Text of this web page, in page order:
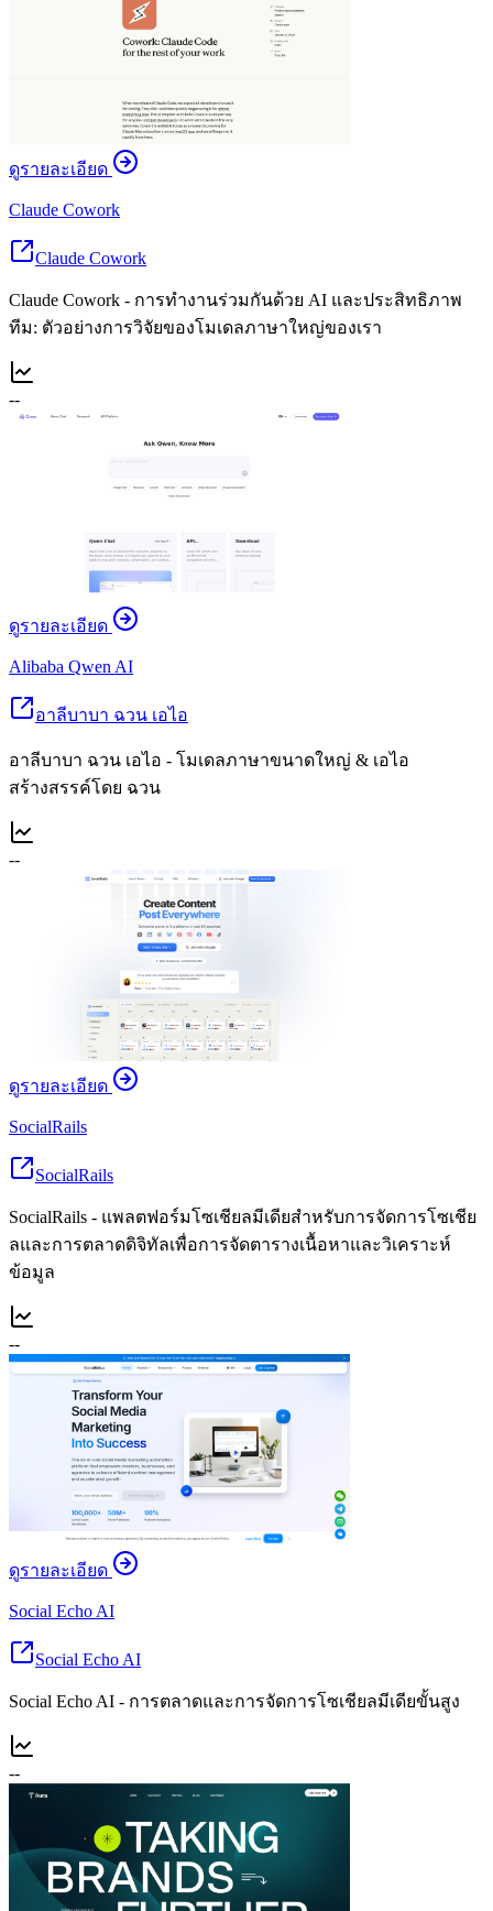
ดูรายละเอียด
Claude Cowork
Claude Cowork
Claude Cowork - การทำงานร่วมกันด้วย AI และประสิทธิภาพ
ทีม: ตัวอย่างการวิจัยของโมเดลภาษาใหญ่ของเรา
--
ดูรายละเอียด
Alibaba Qwen AI
อาลีบาบา ฉวน เอไอ
อาลีบาบา ฉวน เอไอ - โมเดลภาษาขนาดใหญ่ & เอไอ
สร้างสรรค์โดย ฉวน
--
ดูรายละเอียด
SocialRails
SocialRails
SocialRails - แพลตฟอร์มโซเชียลมีเดียสำหรับการจัดการโซเชีย
ลและการตลาดดิจิทัลเพื่อการจัดตารางเนื้อหาและวิเคราะห์
ข้อมูล
--
ดูรายละเอียด
Social Echo AI
Social Echo AI
Social Echo AI - การตลาดและการจัดการโซเชียลมีเดียขั้นสูง
--